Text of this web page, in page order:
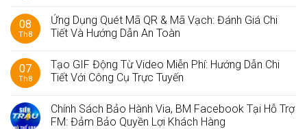
08
Th8
Ứng Dụng Quét Mã QR & Mã Vạch: Đánh Giá Chi
Tiết Và Hướng Dẫn An Toàn
07
Th8
Tạo GIF Động Từ Video Miễn Phí: Hướng Dẫn Chi
Tiết Với Công Cụ Trực Tuyến
Chính Sách Bảo Hành Via, BM Facebook Tại Hỗ Trợ
FM: Đảm Bảo Quyền Lợi Khách Hàng